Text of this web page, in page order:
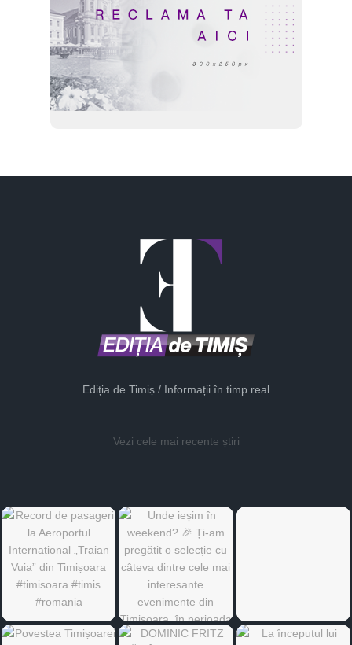
Ediția de Timiș / Informații în timp real
Vezi cele mai recente știri